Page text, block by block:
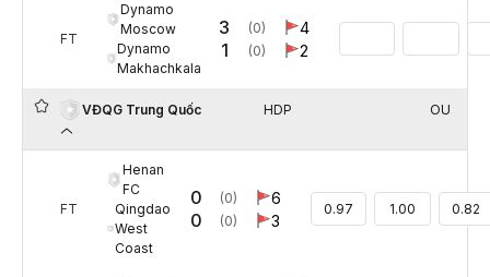
FT
Dynamo
Moscow
Dynamo
Makhachkala
3
1
(0)
(0)
4
2
VĐQG Trung Quốc HDP OU
FT
Henan
FC
Qingdao
West
Coast
0
0
(0)
(0)
6
3
0.97 1.00 0.82